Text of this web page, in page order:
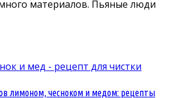
материалов. Пьяные люди
лимоном, чесноком и медом: рецепты